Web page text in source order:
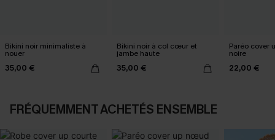
Bikini noir minimaliste à
nouer
35,00 €
Bikini noir à col cœur et
jambe haute
35,00 €
Paréo cover
noire
22,00 €
FRÉQUEMMENT ACHETÉS ENSEMBLE